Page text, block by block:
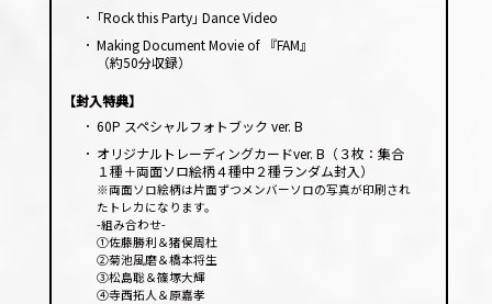
･ ｢Rock this Party｣ Dance Video
･ Making Document Movie of 『FAM』
（約50分収録）
【封入特典】
･ 60P スペシャルフォトブック ver. B
･ オリジナルトレーディングカードver. B（３枚：集合
１種＋両面ソロ絵柄４種中２種ランダム封入）
※両面ソロ絵柄は片面ずつメンバーソロの写真が印刷され
たトレカになります。
-組み合わせ-
①佐藤勝利＆猪俣周杜
②菊池風磨＆橋本将生
③松島聡＆篠塚大輝
④寺西拓人＆原嘉孝